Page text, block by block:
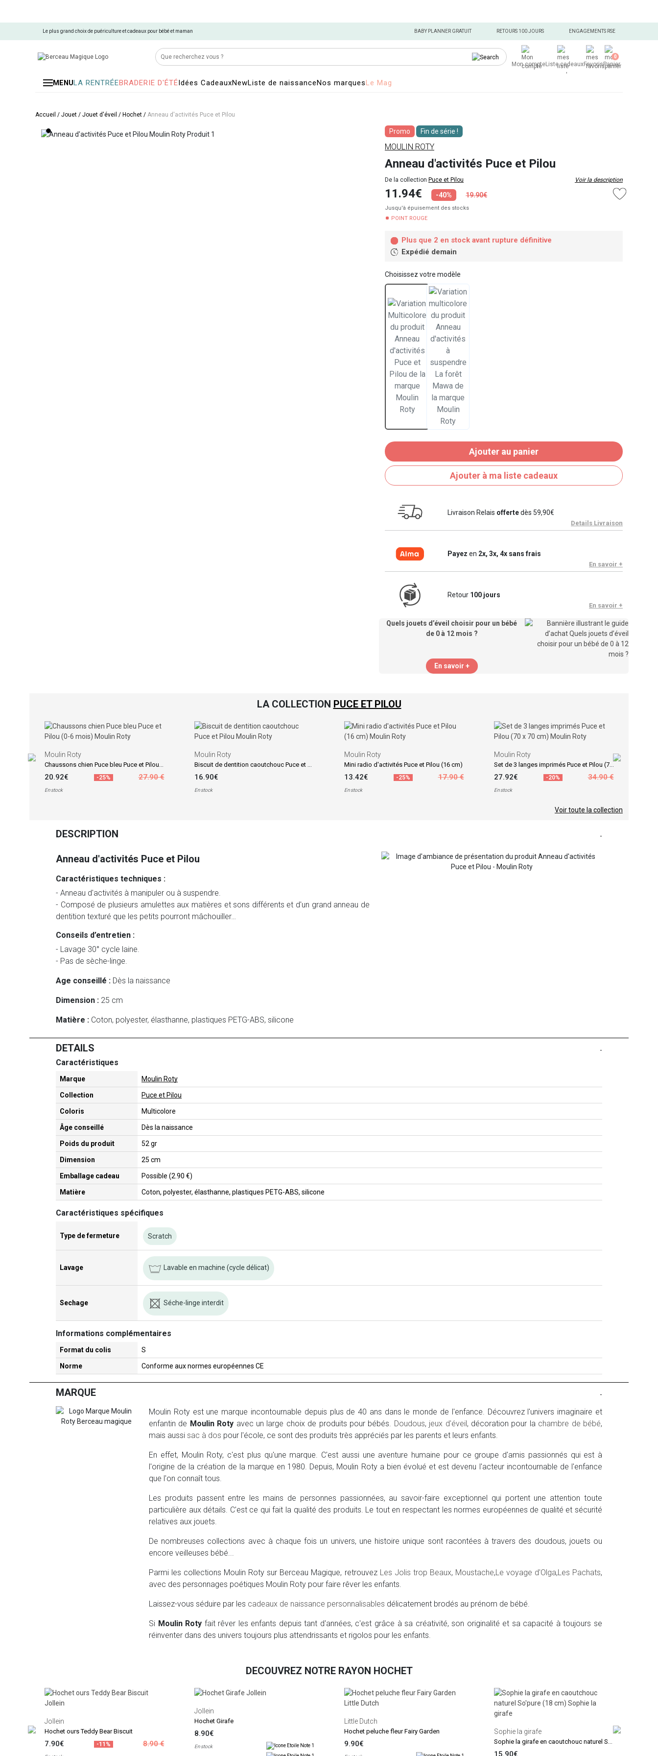
Le plus grand choix de puériculture et cadeaux pour bébé et maman ENGAGEMENTS RSE
RETOURS 100 JOURS
BABY PLANNER GRATUIT
Mon compteListe cadeauxFavorisPanier
0
MENULA RENTRÉEBRADERIE D'ÉTÉIdées CadeauxNewListe de naissanceNos marquesLe Mag
Accueil / Jouet / Jouet d'éveil / Hochet / Anneau d'activités Puce et Pilou
Promo Fin de série !
MOULIN ROTY
Anneau d'activités Puce et Pilou
De la collection Puce et Pilou Voir la description
11.94€ -40% 19.90€
Jusqu'à épuisement des stocks
POINT ROUGE
Plus que 2 en stock avant rupture définitive
Expédié demain
Choisissez votre modèle
Ajouter au panier
Ajouter à ma liste cadeaux
Livraison Relais offertedès 59,90€
Details Livraison
Payez en 2x, 3x, 4x sans frais
En savoir +
Retour 100 jours
En savoir +
Quels jouets d’éveil choisir pour un bébé
de 0 à 12 mois ?
En savoir +
LA COLLECTION PUCE ET PILOU
Moulin Roty
Chaussons chien Puce bleu Puce et Pilou (0-6 mois)
20.92€ -25% 27.90 €
En stock
Moulin Roty
Biscuit de dentition caoutchouc Puce et Pilou
16.90€
En stock
Moulin Roty
Mini radio d'activités Puce et Pilou (16 cm)
13.42€ -25% 17.90 €
En stock
Moulin Roty
Set de 3 langes imprimés Puce et Pilou (70 x 70 cm)
27.92€ -20% 34.90 €
En stock
Voir toute la collection
DESCRIPTION -
Anneau d'activités Puce et Pilou
Caractéristiques techniques :
- Anneau d'activités à manipuler ou à suspendre.
- Composé de plusieurs amulettes aux matières et sons différents et d'un grand anneau de
dentition texturé que les petits pourront mâchouiller…
Conseils d’entretien :
- Lavage 30° cycle laine.
- Pas de sèche-linge.
Age conseillé : Dès la naissance
Dimension : 25 cm
Matière : Coton, polyester, élasthanne, plastiques PETG-ABS, silicone
DETAILS -
Caractéristiques
Marque Moulin Roty
Collection Puce et Pilou
Coloris Multicolore
Âge conseillé Dès la naissance
Poids du produit 52 gr
Dimension 25 cm
Emballage cadeau Possible (2.90 €)
Matière Coton, polyester, élasthanne, plastiques PETG-ABS, silicone
Caractéristiques spécifiques
Type de fermeture Scratch
Lavage Lavable en machine (cycle délicat)
Sechage Séche-linge interdit
Informations complémentaires
Format du colis S
Norme Conforme aux normes européennes CE
MARQUE -
Moulin Roty est une marque incontournable depuis plus de 40 ans dans le monde de l'enfance. Découvrez l'univers imaginaire et
enfantin de Moulin Roty avec un large choix de produits pour bébés. Doudous, jeux d'éveil , décoration pour la chambre de bébé,
mais aussi sac à dos pour l'école, ce sont des produits très appréciés par les parents et leurs enfants.
En effet, Moulin Roty, c'est plus qu'une marque. C'est aussi une aventure humaine pour ce groupe d'amis passionnés qui est à
l'origine de la création de la marque en 1980. Depuis, Moulin Roty a bien évolué et est devenu l'acteur incontournable de l'enfance
que l'on connaît tous.
Les produits passent entre les mains de personnes passionnées, au savoir-faire exceptionnel qui portent une attention toute
particulière aux détails. C'est ce qui fait la qualité des produits. Le tout en respectant les normes européennes de qualité et sécurité
relatives aux jouets.
De nombreuses collections avec à chaque fois un univers, une histoire unique sont racontées à travers des doudous, jouets ou
encore veilleuses bébé...
Parmi les collections Moulin Roty sur Berceau Magique, retrouvez Les Jolis trop Beaux, Moustache,Le voyage d'Olga,Les Pachats,
avec des personnages poétiques Moulin Roty pour faire rêver les enfants.
Laissez-vous séduire par les cadeaux de naissance personnalisables délicatement brodés au prénom de bébé.
Si Moulin Roty fait rêver les enfants depuis tant d'années, c'est grâce à sa créativité, son originalité et sa capacité à toujours se
réinventer dans des univers toujours plus attendrissants et rigolos pour les enfants.
DECOUVREZ NOTRE RAYON HOCHET
Jollein
Hochet ours Teddy Bear Biscuit
7.90€ -11% 8.90 €
Jollein
Hochet Girafe
8.90€
En stock
Little Dutch
Hochet peluche fleur Fairy Garden
9.90€
Sophie la girafe
Sophie la girafe en caoutchouc naturel So'pure (18 cm)
15.90€